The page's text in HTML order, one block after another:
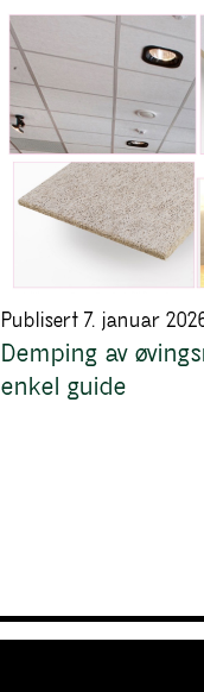
Publisert 7. januar
Demping av
enkel guide